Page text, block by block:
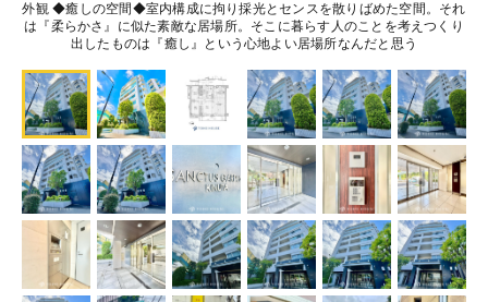
外観 ◆癒しの空間◆室内構成に拘り採光とセンスを散りばめた空間。それ
は『柔らかさ』に似た素敵な居場所。そこに暮らす人のことを考えつくり
出したものは『癒し』という心地よい居場所なんだと思う